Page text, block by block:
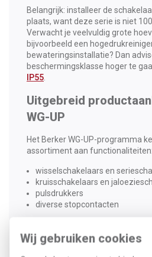
Wij gebruiken cookies
Belangrijk: installeer de
plaats, want deze serie is niet
Verwacht je veelvuldig grote
bijvoorbeeld een
bewateringsinstallatie? Dan
beschermingsklasse hoger te
IP55.
Uitgebreid
WG-UP
Het Berker WG-UP-programma
assortiment aan functionaliteiten:
wisselschakelaars en
kruisschakelaars en
pulsdrukkers
diverse stopcontacten
tekstveld beschikbaar, handig
identificatie. Wandcontactdozen